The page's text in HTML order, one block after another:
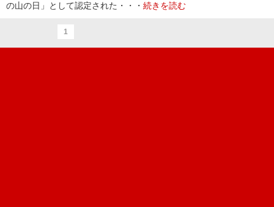
の山の日」として認定された・・・ 続きを読む
1